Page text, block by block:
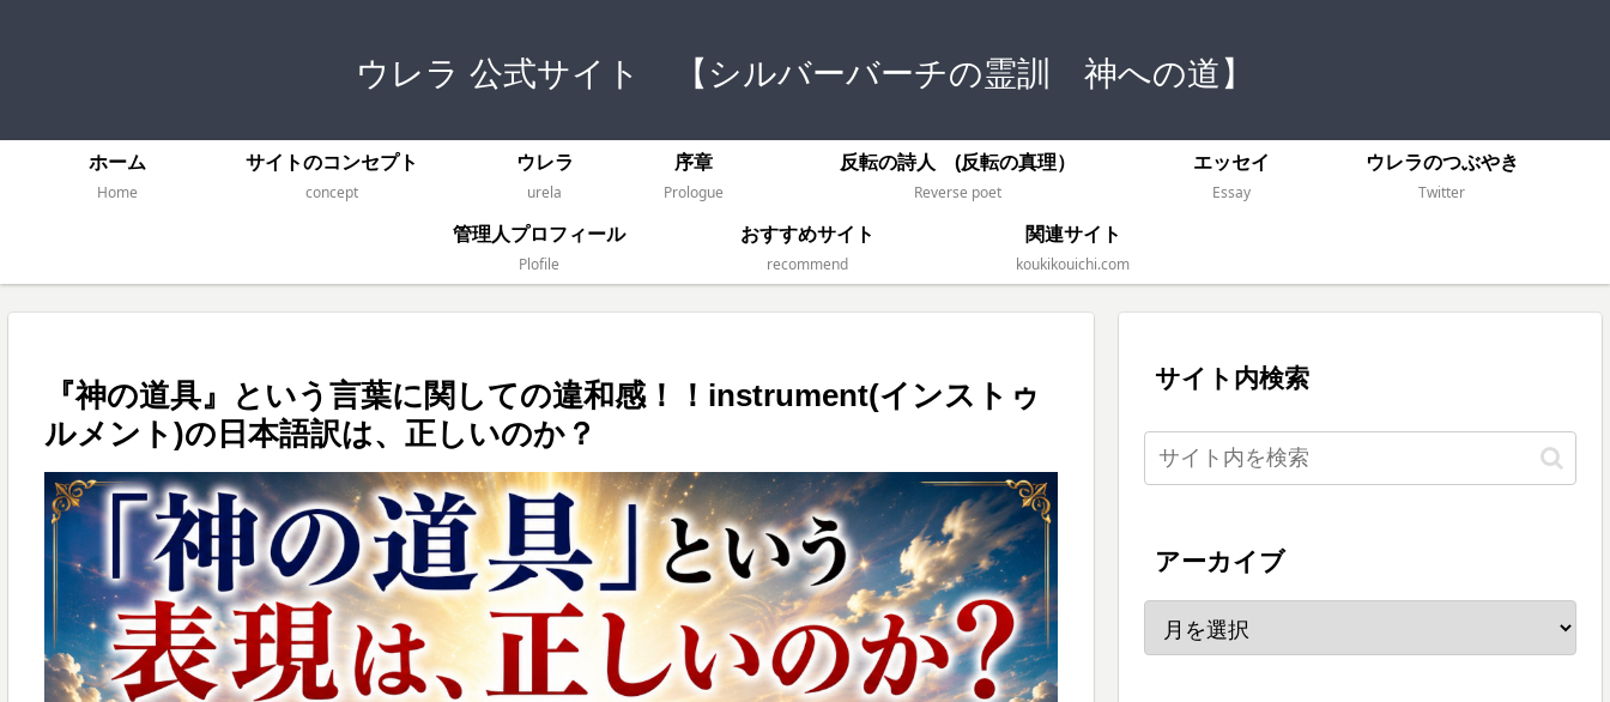
ウレラ 公式サイト 【シルバーバーチの霊訓 神への道】
ホーム
Home
サイトのコンセプト
concept
ウレラ
urela
序章
Prologue
反転の詩人 (反転の真理）
Reverse poet
エッセイ
Essay
ウレラのつぶやき
Twitter
管理人プロフィール
Plofile
おすすめサイト
recommend
関連サイト
koukikouichi.com
『神の道具』という言葉に関しての違和感！！instrument(インストゥ
ルメント)の日本語訳は、正しいのか？
サイト内検索
アーカイブ